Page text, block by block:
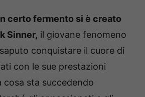
certo fermento si è creato
Sinner, il giovane fenomeno
conquistare il cuore di
con le sue prestazioni
cosa sta succedendo